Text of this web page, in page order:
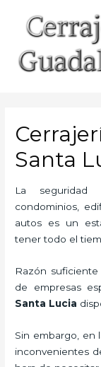
contenido
Santa
La seguridad
condominios,
autos es un
tener todo el
Razón
de empresas
Santa Lucia
Sin embargo, en
inconvenientes